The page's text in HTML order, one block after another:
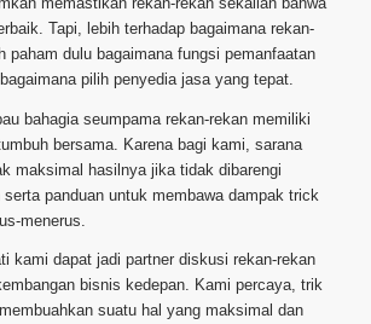
Tapi, lebih terhadap bagaimana rekan-
paham dulu bagaimana fungsi pemanfaatan
pilih penyedia jasa yang tepat.
bahagia seumpama rekan-rekan memiliki
bersama. Karena bagi kami, sarana
maksimal hasilnya jika tidak dibarengi
panduan untuk membawa dampak trick
menerus.
kami dapat jadi partner diskusi rekan-rekan
bisnis kedepan. Kami percaya, trik
suatu hal yang maksimal dan